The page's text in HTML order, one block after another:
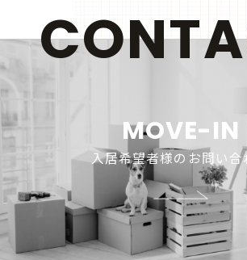
MOVE-IN
入居希望者様のお問い合